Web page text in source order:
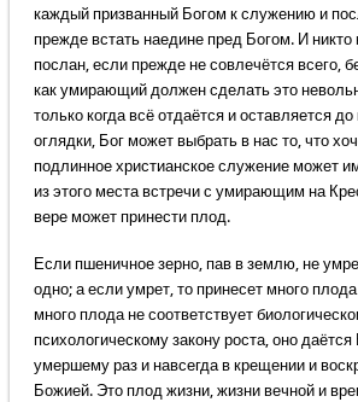
каждый призванный Богом к служению и
прежде встать наедине пред Богом. И
послан, если прежде не совлечётся всего,
как умирающий должен сделать это
только когда всё отдаётся и оставляется до
оглядки, Бог может выбрать в нас то, что
подлинное христианское служение может
из этого места встречи с умирающим на
вере может принести плод.
Если пшеничное зерно, пав в землю, не
одно; а если умрет, то принесет много
много плода не соответствует
психологическому закону роста, оно
умершему раз и навсегда в крещении и
Божией. Это плод жизни, жизни вечной и